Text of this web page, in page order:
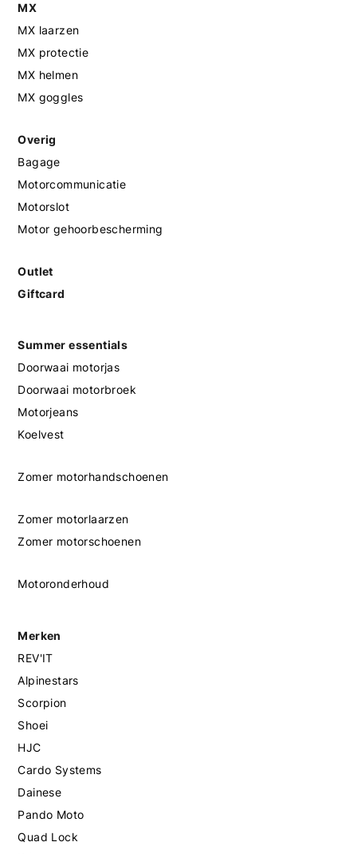
MX
MX laarzen
MX protectie
MX helmen
MX goggles
Overig
Bagage
Motorcommunicatie
Motorslot
Motor gehoorbescherming
Outlet
Giftcard
Summer essentials
Doorwaai motorjas
Doorwaai motorbroek
Motorjeans
Koelvest
Zomer motorhandschoenen
Zomer motorlaarzen
Zomer motorschoenen
Motoronderhoud
Merken
REV'IT
Alpinestars
Scorpion
Shoei
HJC
Cardo Systems
Dainese
Pando Moto
Quad Lock